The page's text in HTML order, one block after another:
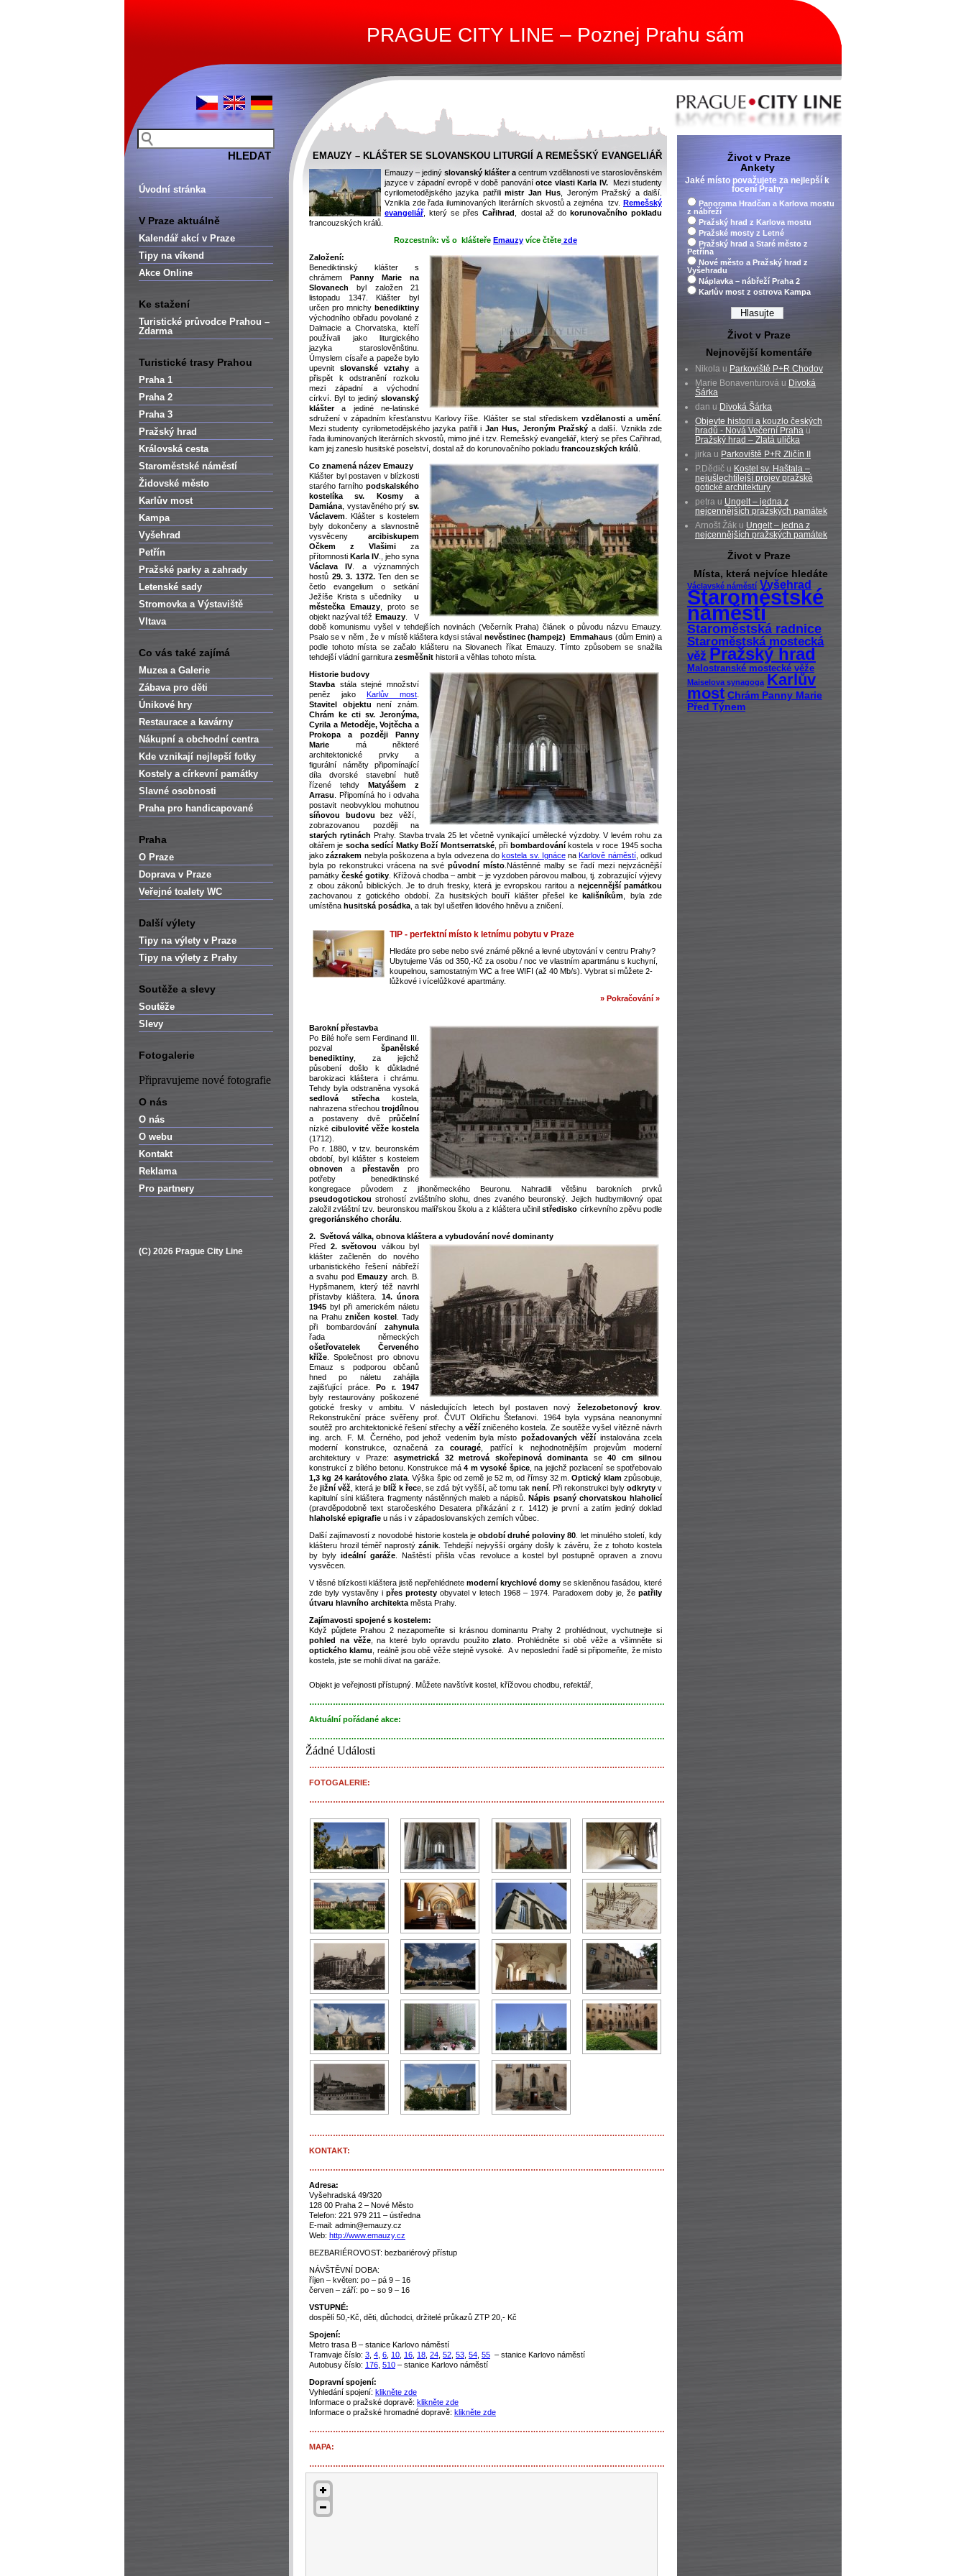
PRAGUE CITY LINE – Poznej Prahu sám
Úvodní stránka
V Praze aktuálně
Kalendář akcí v Praze
Tipy na víkend
Akce Online
Ke stažení
Turistické průvodce Prahou –
Zdarma
Turistické trasy Prahou
Praha 1
Praha 2
Praha 3
Pražský hrad
Královská cesta
Staroměstské náměstí
Židovské město
Karlův most
Kampa
Vyšehrad
Petřín
Pražské parky a zahrady
Letenské sady
Stromovka a Výstaviště
Vltava
Co vás také zajímá
Muzea a Galerie
Zábava pro děti
Únikové hry
Restaurace a kavárny
Nákupní a obchodní centra
Kde vznikají nejlepší fotky
Kostely a církevní památky
Slavné osobnosti
Praha pro handicapované
Praha
O Praze
Doprava v Praze
Veřejné toalety WC
Další výlety
Tipy na výlety v Praze
Tipy na výlety z Prahy
Soutěže a slevy
Soutěže
Slevy
Fotogalerie
Připravujeme nové fotografie
O nás
O nás
O webu
Kontakt
Reklama
Pro partnery
(C) 2026 Prague City Line
EMAUZY – KLÁŠTER SE SLOVANSKOU LITURGIÍ A REMEŠSKÝ EVANGELIÁŘ
Emauzy – jediný slovanský klášter a centrum vzdělanosti ve staroslověnském
jazyce v západní evropě v době panováníotce vlasti Karla IV. Mezi studenty
cyrilometodějského jazyka patřilimistr Jan Hus , Jeroným Pražský a další.
Vznikla zde řada iluminovaných literárních skvostů a zejména tzv. Remešský
evangeliář, který se přesCařihrad , dostal až dokorunovačního pokladu
francouzských králů.
Rozcestník: vš o klášteře Emauzy více čtěte zde
Založení:
Benediktinský klášter s
chrámem Panny Marie na
Slovanech byl založen 21
listopadu 1347. Klášter byl
určen pro mnichy benediktiny
východního obřadu povolané z
Dalmacie a Chorvatska, kteří
používali jako liturgického
jazyka staroslověnštinu.
Úmyslem císaře a papeže bylo
upevnit slovanské vztahy a
přispět k odstranění rozkolu
mezi západní a východní
církví. Byl to jediný slovanský
kláštera jediné ne-latinské
sdružení v západním křesťanstvu Karlovy říše. Klášter se stal střediskem vzdělanostiaumění
Mezi studenty cyrilometodějského jazyka patřili i Jan Hus, Jeroným Pražský a další. Vznikla zde
řada iluminovaných literárních skvostů, mimo jiné i tzv. Remešský evangeliář, který se přes Cařihrad,
kam jej zaneslo husitské poselství, dostal až do korunovačního pokladu francouzských králů
Co znamená název Emauzy
Klášter byl postaven v blízkosti
starého farního podskalského
kostelíka sv. Kosmy a
Damiána , vystavěného prý sv.
Václavem . Klášter s kostelem
byly dokončeny a slavnostně
vysvěceny arcibiskupem
Očkem z Vlašimi za
přítomnosti Karla IV., jeho syna
Václava IV. a významných
hostů 29. 3. 1372.Ten den se
četlo evangelium o setkání
Ježíše Krista s učedníky
u
městečka Emauzy , proto se
objekt nazýval též Emauzy. V
době komunismu vyšel v tehdejších novinách (Večerník Praha) článek o původu názvu Emauzy.
Psalo se v něm , že v místě kláštera kdysi stával nevěstinec (hampejz) Emmahaus (dům Emin) a
podle tohoto místa se začalo klášteru na Slovanech říkat Emauzy. Tímto způsobem se snažila
tehdejší vládní garnitura zesměšnit historii a věhlas tohoto místa.
Historie budovy
Stavba stála stejné množství
peněz jako Karlův most
Stavitel objektu není znám.
Chrám ke cti sv. Jeronýma,
Cyrila a Metoděje, Vojtěcha a
Prokopa a později Panny
Marie má některé
architektonické prvky a
figurální náměty připomínající
díla dvorské stavební hutě
řízené tehdy Matyášem z
Arrasu . Připomíná ho i odvaha
postavit neobvyklou mohutnou
síňovou budovu bez věží,
zobrazovanou později na
starých rytinách Prahy. Stavba trvala 25 let včetně vynikající umělecké výzdoby. V levém rohu za
oltářem je socha sedící Matky Boží Montserratské, při bombardováníkostela v roce 1945 socha
jakozázrakem nebyla poškozena a byla odvezena dokostela sv. IgnácenaKarlově náměstí, odkud
byla po rekonstrukci vrácena na své původní místo .Nástěnné malby se řadí mezi nejvzácnější
památkyčeské gotiky . Křížová chodba – ambit – je vyzdoben párovou malbou, tj. zobrazující výjevy
z obou zákonů biblických. Je to druh fresky, která je evropskou raritou a nejcennější památkou
zachovanou z gotického období. Za husitských bouří klášter přešel kekališníkům , byla zde
umístěna husitská posádka , a tak byl ušetřen lidového hněvu a zničení.
TIP - perfektní místo k letnímu pobytu v Praze
Hledáte pro sebe nebo své známé pěkné a levné ubytování v centru Prahy?
Ubytujeme Vás od 350,-Kč za osobu / noc ve vlastním apartmánu s kuchyní,
koupelnou, samostatným WC a free WIFI (až 40 Mb/s). Vybrat si můžete 2-
lůžkové i vícelůžkové apartmány.
» Pokračování »
Barokní přestavba
Po Bílé hoře sem Ferdinand III.
pozval španělské
benediktiny , za jejichž
působení došlo k důkladné
barokizaci kláštera i chrámu.
Tehdy byla odstraněna vysoká
sedlová střechakostela,
nahrazena střechou trojdílnou
a postaveny dvě průčelní
nízké cibulovité věže kostela
(1712).
Po r. 1880, v tzv. beuronském
období, byl klášter s kostelem
obnoven apřestavěn
pro
potřeby benediktinské
kongregace původem z jihoněmeckého Beuronu. Nahradili většinu barokních prvků
pseudogotickou strohostí zvláštního slohu, dnes zvaného beuronský. Jejich hudbymilovný opat
založil zvláštní tzv. beuronskou malířskou školu a z kláštera učinilstředisko církevního zpěvu podle
gregoriánského chorálu
2. Světová válka, obnova kláštera a vybudování nové dominanty
Před 2. světovou válkou byl
klášter začleněn do nového
urbanistického řešení nábřeží
a svahu podEmauzy arch. B.
Hypšmanem, který též navrhl
přístavby kláštera. 14. února
1945 byl při americkém náletu
na Prahu zničen kostel. Tady
při bombardovánízahynula
řada německých
ošetřovatelek Červeného
kříže . Společnost pro obnovu
Emauz s podporou občanů
hned po náletu zahájila
zajišťující práce. Po r. 1947
byly restaurovány poškozené
gotické fresky v ambitu. V následujících letech byl postaven nový železobetonový krov
Rekonstrukční práce svěřeny prof. ČVUT Oldřichu Štefanovi. 1964 byla vypsána neanonymní
soutěž pro architektonické řešení střechy a věžízničeného kostela. Ze soutěže vyšel vítězně návrh
ing. arch. F. M. Černého, pod jehož vedením byla místo požadovaných věží instalována zcela
moderní konstrukce, označená zacouragé , patřící k nejhodnotnějším projevům moderní
architektury v Praze:asymetrická 32 metrová skořepinová dominanta se40 cm silnou
konstrukcí z bílého betonu. Konstrukce má 4 m vysoké špice, na jejichž pozlacení se spotřebovalo
1,3 kg 24 karátového zlata . Výška špic od země je 52 m, od římsy 32 m.Optický klamzpůsobuje,
že jižní věž , která jeblíž k řece, se zdá být vyšší, ač tomu tak není. Při rekonstrukci byly odkrytyv
kapitulní síni kláštera fragmenty nástěnných maleb a nápisů.Nápis psaný chorvatskou hlaholicí
(pravděpodobně text staročeského Desatera přikázání z r. 1412) je první a zatím jediný doklad
hlaholské epigrafie u nás i v západoslovanských zemích vůbec.
Další zajímavostí z novodobé historie kostela je období druhé poloviny 80 . let minulého století, kdy
klášteru hrozil téměř naprostý zánik . Tehdejší nejvyšší orgány došly k závěru, že z tohoto kostela
by bylyideální garáže. Naštěstí přišla včas revoluce a kostel byl postupně opraven a znovu
vysvěcen.
V těsné blízkosti kláštera jistě nepřehlédnete moderní krychlové domy se skleněnou fasádou, které
zde byly vystavěny i přes protesty obyvatel v letech 1968 – 1974. Paradoxem doby je, že patřily
útvaru hlavního architekta města Prahy.
Zajímavosti spojené s kostelem:
Když půjdete Prahou 2 nezapomeňte si krásnou dominantu Prahy 2 prohlédnout, vychutnejte si
pohled na věže, na které bylo opravdu použitozlato . Prohlédněte si obě věže a všimněte si
optického klamu
, reálně jsou obě věže stejně vysoké. A v neposlední řadě si připomeňte, že místo
kostela, jste se mohli dívat na garáže.
Objekt je veřejnosti přístupný. Můžete navštívit kostel, křížovou chodbu, refektář,
………………………………………………………………………………………………………………………
Aktuální pořádané akce:
………………………………………………………………………………………………………………………
Žádné Události
………………………………………………………………………………………………………………………
FOTOGALERIE:
………………………………………………………………………………………………………………………
………………………………………………………………………………………………………………………
KONTAKT:
………………………………………………………………………………………………………………………
Adresa:
Vyšehradská 49/320
128 00 Praha 2 – Nové Město
Telefon: 221 979 211 – ústředna
E-mail: admin@emauzy.cz
Web: http://www.emauzy.cz
BEZBARIÉROVOST: bezbariérový přístup
NÁVŠTĚVNÍ DOBA:
říjen – květen: po – pá 9 – 16
červen – září: po – so 9 – 16
VSTUPNÉ:
dospělí 50,-Kč, děti, důchodci, držitelé průkazů ZTP 20,- Kč
Spojení:
Metro trasa B – stanice Karlovo náměstí
Tramvaje číslo: 3 4 6 10 16 18 24 52 53 54 55 – stanice Karlovo náměstí
Autobusy číslo: 176 510 – stanice Karlovo náměstí
Dopravní spojení:
Vyhledání spojení: klikněte zde
Informace o pražské dopravě: klikněte zde
Informace o pražské hromadné dopravě: klikněte zde
………………………………………………………………………………………………………………………
MAPA:
………………………………………………………………………………………………………………………
Život v Praze
Ankety
Jaké místo považujete za nejlepší k
focení Prahy
Panorama Hradčan a Karlova mostu
z nábřeží
Pražský hrad z Karlova mostu
Pražské mosty z Letné
Pražský hrad a Staré město z
Petřína
Nové město a Pražský hrad z
Vyšehradu
Náplavka – nábřeží Praha 2
Karlův most z ostrova Kampa
Život v Praze
Nejnovější komentáře
Nikola u Parkoviště P+R Chodov
Marie Bonaventurová u Divoká
Šárka
dan u Divoká Šárka
Objevte historii a kouzlo českých
hradů - Nová Večerní Praha u
Pražský hrad – Zlatá ulička
jirka u Parkoviště P+R Zličín II
P.Dědič u Kostel sv. Haštala –
nejušlechtilejší projev pražské
gotické architektury
petra u Ungelt – jedna z
nejcennějších pražských památek
Arnošt Žák u Ungelt – jedna z
nejcennějších pražských památek
Život v Praze
Místa, která nejvíce hledáte
Václavské náměstí Vyšehrad
Staroměstské
náměstí
Staroměstská radnice
Staroměstská mostecká
věž Pražský hrad
Malostranské mostecké věže
Maiselova synagoga Karlův
most Chrám Panny Marie
Před Týnem